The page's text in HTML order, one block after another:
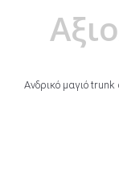
Ανδρικό μαγιό